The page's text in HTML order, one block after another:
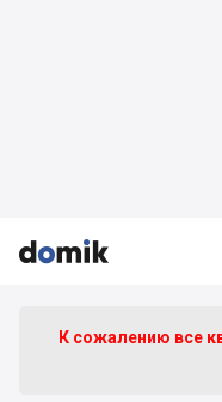



К сожалению все